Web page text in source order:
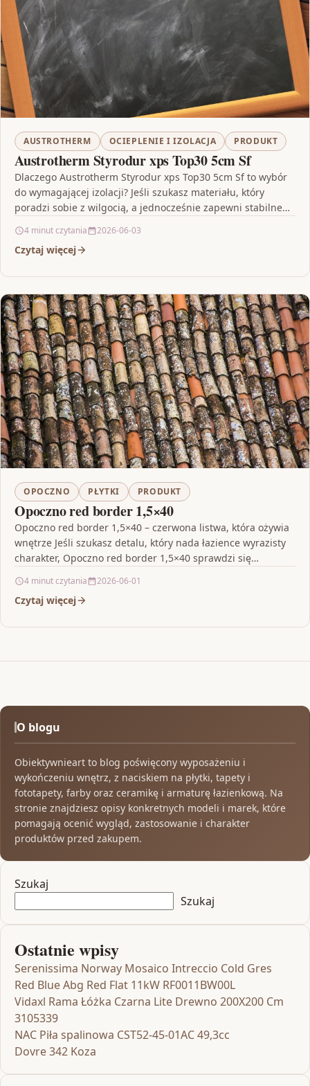
AUSTROTHERM OCIEPLENIE I IZOLACJA PRODUKT
Austrotherm Styrodur xps Top30 5cm Sf
Dlaczego Austrotherm Styrodur xps Top30 5cm Sf to wybór
do wymagającej izolacji? Jeśli szukasz materiału, który
poradzi sobie z wilgocią, a jednocześnie zapewni stabilne…
4 minut czytania 2026-06-03
Czytaj więcej
OPOCZNO PŁYTKI PRODUKT
Opoczno red border 1,5×40
Opoczno red border 1,5×40 – czerwona listwa, która ożywia
wnętrze Jeśli szukasz detalu, który nada łazience wyrazisty
charakter, Opoczno red border 1,5×40 sprawdzi się…
4 minut czytania 2026-06-01
Czytaj więcej
O blogu
Obiektywnieart to blog poświęcony wyposażeniu i
wykończeniu wnętrz, z naciskiem na płytki, tapety i
fototapety, farby oraz ceramikę i armaturę łazienkową. Na
stronie znajdziesz opisy konkretnych modeli i marek, które
pomagają ocenić wygląd, zastosowanie i charakter
produktów przed zakupem.
Szukaj
Szukaj
Ostatnie wpisy
Serenissima Norway Mosaico Intreccio Cold Gres
Red Blue Abg Red Flat 11kW RF0011BW00L
Vidaxl Rama Łóżka Czarna Lite Drewno 200X200 Cm
3105339
NAC Piła spalinowa CST52-45-01AC 49,3cc
Dovre 342 Koza